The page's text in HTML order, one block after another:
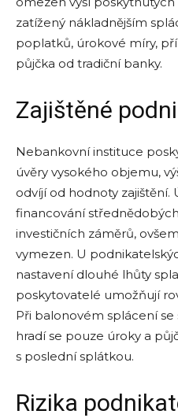
zatížený nákladnějším
poplatků, úrokové míry,
půjčka od tradiční banky.
Zajištěné
Nebankovní instituce
úvěry vysokého objemu,
odvíjí od hodnoty zajištění.
financování
investičních záměrů,
vymezen. U
nastavení dlouhé lhůty
poskytovatelé umožňují
Při balonovém splácení
hradí se pouze úroky a
s poslední splátkou.
Rizika